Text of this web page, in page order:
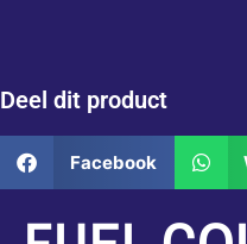
Deel dit product
Facebook